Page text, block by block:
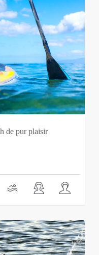
de pur plaisir